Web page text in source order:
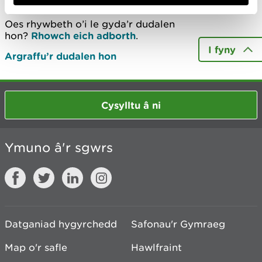
Oes rhywbeth o’i le gyda’r dudalen
hon? Rhowch eich adborth.
Argraffu’r dudalen hon
I fyny
Cysylltu â ni
Ymuno â'r sgwrs
Datganiad hygyrchedd
Safonau'r Gymraeg
Map o'r safle
Hawlfraint